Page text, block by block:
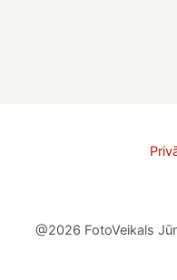
@2026 FotoVeikals